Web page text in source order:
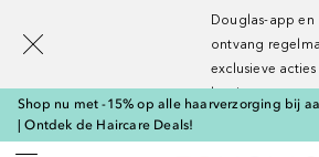
Douglas-app en
ontvang
exclusieve acties
kortingen
Shop nu met -15% op alle haarverzorging bij
| Ontdek de Haircare Deals!
[navigation.slideout.screenreader]